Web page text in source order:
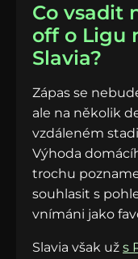
Co vsadit
off o Ligu
Slavia?
Zápas se
ale na několik
vzdáleném
Výhoda
trochu
souhlasit s
vnímáni jako
Slavia však už s